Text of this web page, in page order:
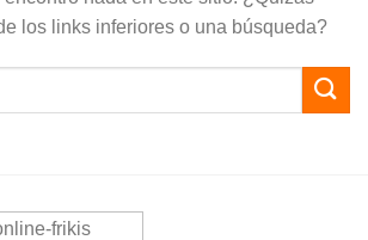
los links inferiores o una búsqueda?